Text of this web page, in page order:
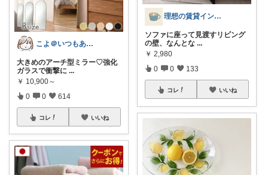
こよ＠いつもありがとう✨
大きめのアーチ型ミラー♡強化
ガラスで衝撃に ...
￥ 10,900～
0 0 614
コレ いいね
理想の賃貸インテリア
ソファに座って見渡すリビング
の壁、なんとな ...
￥ 2,980
0 0 133
コレ いいね